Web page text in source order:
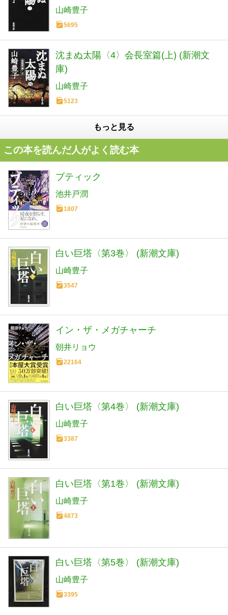
山崎豊子
5695
沈まぬ太陽〈4〉会長室篇(上) (新潮文
庫)
山崎豊子
5123
もっと見る
この本を読んだ人がよく読む本
ブティック
池井戸潤
1807
白い巨塔〈第3巻〉 (新潮文庫)
山崎豊子
3547
イン・ザ・メガチャーチ
朝井リョウ
22164
白い巨塔〈第4巻〉 (新潮文庫)
山崎豊子
3387
白い巨塔〈第1巻〉 (新潮文庫)
山崎豊子
4873
白い巨塔〈第5巻〉 (新潮文庫)
山崎豊子
3395